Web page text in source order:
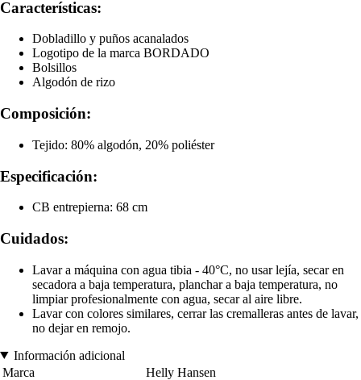
Características:
Dobladillo y puños acanalados
Logotipo de la marca BORDADO
Bolsillos
Algodón de rizo
Composición:
Tejido: 80% algodón, 20% poliéster
Especificación:
CB entrepierna: 68 cm
Cuidados:
Lavar a máquina con agua tibia - 40°C, no usar lejía, secar en
secadora a baja temperatura, planchar a baja temperatura, no
limpiar profesionalmente con agua, secar al aire libre.
Lavar con colores similares, cerrar las cremalleras antes de lavar,
no dejar en remojo.
Información adicional
Marca
Helly Hansen